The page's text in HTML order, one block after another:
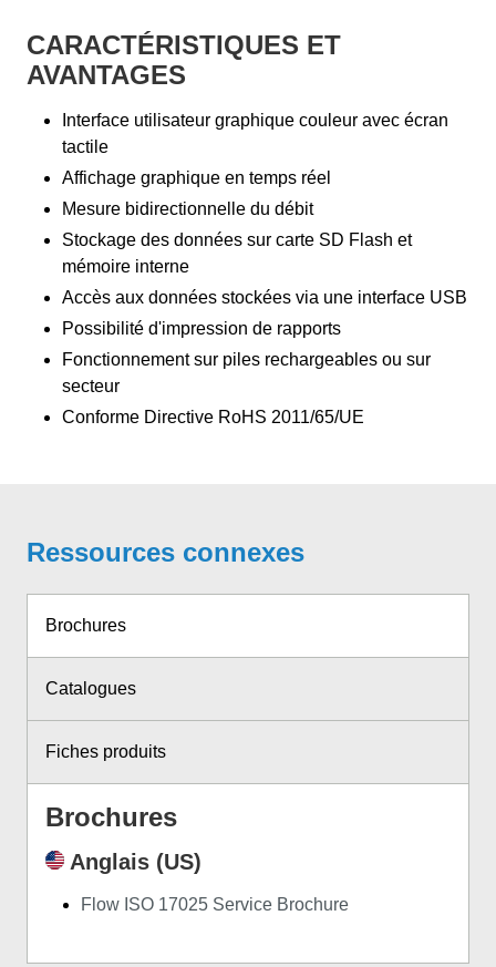
CARACTÉRISTIQUES ET
AVANTAGES
Interface utilisateur graphique couleur avec écran
tactile
Affichage graphique en temps réel
Mesure bidirectionnelle du débit
Stockage des données sur carte SD Flash et
mémoire interne
Accès aux données stockées via une interface USB
Possibilité d'impression de rapports
Fonctionnement sur piles rechargeables ou sur
secteur
Conforme Directive RoHS 2011/65/UE
Ressources connexes
Brochures
Catalogues
Fiches produits
Brochures
Anglais (US)
Flow ISO 17025 Service Brochure